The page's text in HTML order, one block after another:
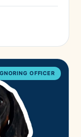
OFFICER